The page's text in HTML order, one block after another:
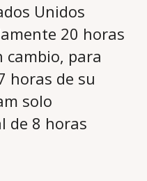
Unidos
20 horas
cambio, para
horas de su
solo
de 8 horas